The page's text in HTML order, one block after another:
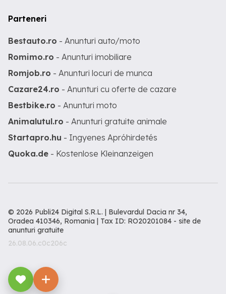
Parteneri
Bestauto.ro - Anunturi auto/moto
Romimo.ro - Anunturi imobiliare
Romjob.ro - Anunturi locuri de munca
Cazare24.ro - Anunturi cu oferte de cazare
Bestbike.ro - Anunturi moto
Animalutul.ro - Anunturi gratuite animale
Startapro.hu - Ingyenes Apróhirdetés
Quoka.de - Kostenlose Kleinanzeigen
© 2026 Publi24 Digital S.R.L. | Bulevardul Dacia nr 34,
Oradea 410346, Romania | Tax ID: RO20201084 - site de
anunturi gratuite
26.08.06.c0c206c